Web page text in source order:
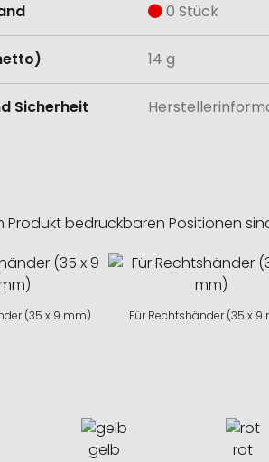
0 Stück
14 g
Sicherheit
Produkt bedruckbaren Positionen
(35 x 9 mm) Für Rechtshänder (35 x 9
gelb rot